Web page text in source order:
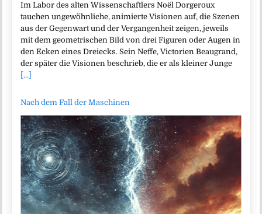
Im Labor des alten Wissenschaftlers Noël Dorgeroux
tauchen ungewöhnliche, animierte Visionen auf, die Szenen
aus der Gegenwart und der Vergangenheit zeigen, jeweils
mit dem geometrischen Bild von drei Figuren oder Augen in
den Ecken eines Dreiecks. Sein Neffe, Victorien Beaugrand,
der später die Visionen beschrieb, die er als kleiner Junge
[...]
Nach dem Fall der Maschinen